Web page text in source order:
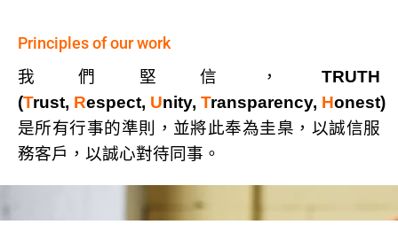
Principles of our work
我們堅信， TRUTH
(Trust, Respect, Unity, Transparency, Honest)
是所有行事的準則，並將此奉為圭臬，以誠信服
務客戶，以誠心對待同事。